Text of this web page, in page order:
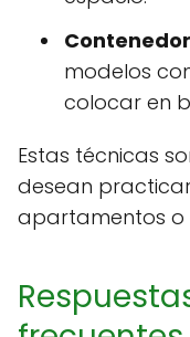
modelos
colocar en
Estas técnicas
desean
apartamentos o